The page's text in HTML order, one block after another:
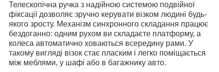
Телескопічна ручка з надійною системою подвійної
фіксації дозволяє зручно керувати візком людині будь-
якого зросту. Механізм синхронного складання працює
бездоганно: одним рухом ви складаєте платформу, а
колеса автоматично ховаються всередину рами. У
такому вигляді візок стає пласким і легко поміщається
між меблями, у шафі або в багажнику авто.